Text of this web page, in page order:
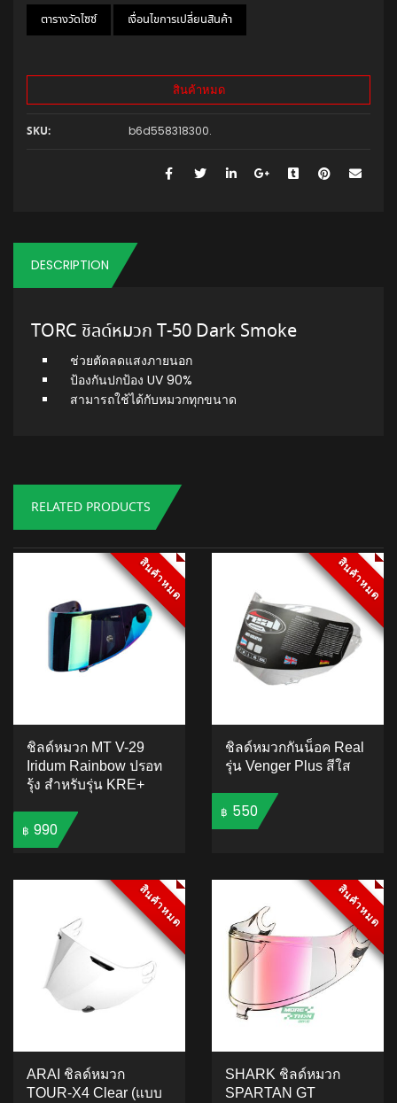
ตารางวัดไซซ์ เงื่อนไขการเปลี่ยนสินค้า
สินค้าหมด
SKU: b6d558318300.
DESCRIPTION
TORC ชิลด์หมวก T-50 Dark Smoke
ช่วยตัดลดแสงภายนอก
ป้องกันปกป้อง UV 90%
สามารถใช้ได้กับหมวกทุกขนาด
RELATED PRODUCTS
สินค้าหมด
สินค้าหมด
ชิลด์หมวก MT V-29
Iridum Rainbow ปรอท
รุ้ง สำหรับรุ่น KRE+
฿ 990
สินค้าหมด
สินค้าหมด
ชิลด์หมวกกันน็อค Real
รุ่น Venger Plus สีใส
฿ 550
สินค้าหมด
สินค้าหมด
ARAI ชิลด์หมวก
TOUR-X4 Clear (แบบ
สินค้าหมด
สินค้าหมด
SHARK ชิลด์หมวก
SPARTAN GT